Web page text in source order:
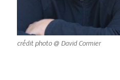
crédit photo @ David Cormier